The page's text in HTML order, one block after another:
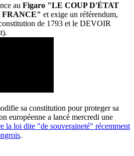
au Figaro "LE COUP D'ÉTAT
FRANCE" et exige un référendum,
de 1793 et le DEVOIR
sa constitution pour proteger sa
européenne a lancé mercredi une
la loi dite "de souveraineté" récemment
.